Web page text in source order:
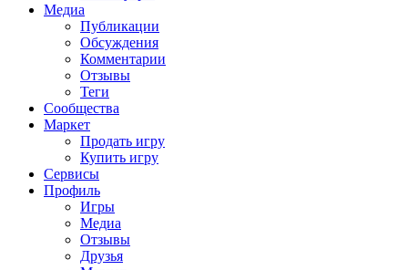
Медиа
Публикации
Обсуждения
Комментарии
Отзывы
Теги
Сообщества
Маркет
Продать игру
Купить игру
Сервисы
Профиль
Игры
Медиа
Отзывы
Друзья